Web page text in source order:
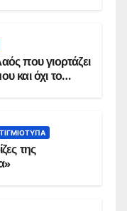
που γιορτάζει
και όχι το
της